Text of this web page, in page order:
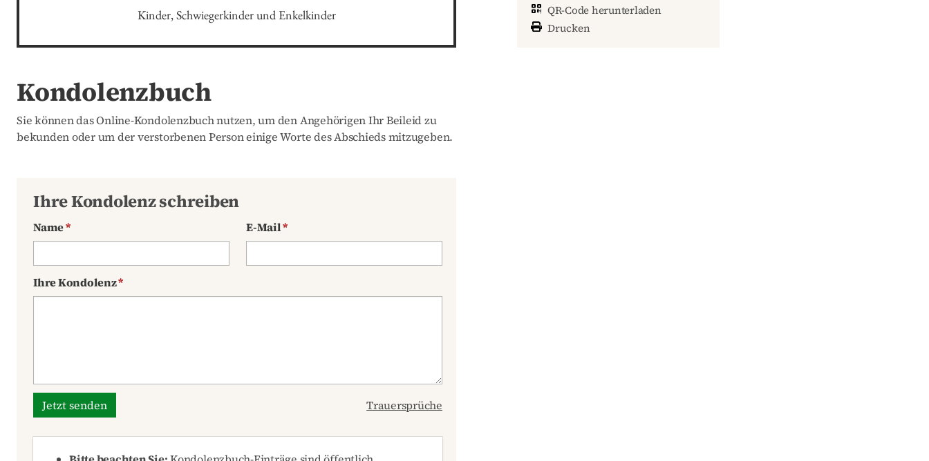
Kinder, Schwiegerkinder und Enkelkinder
QR-Code herunterladen
Drucken
Kondolenzbuch
Sie können das Online-Kondolenzbuch nutzen, um den Angehörigen Ihr Beileid zu
bekunden oder um der verstorbenen Person einige Worte des Abschieds mitzugeben.
Ihre Kondolenz schreiben
Name* E-Mail*
Ihre Kondolenz*
Jetzt senden Trauersprüche